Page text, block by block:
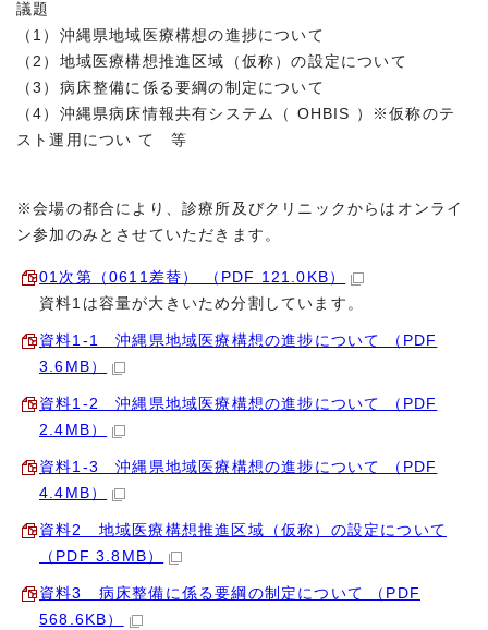
議題
（1）沖縄県地域医療構想の進捗について
（2）地域医療構想推進区域（仮称）の設定について
（3）病床整備に係る要綱の制定について
（4）沖縄県病床情報共有システム（ OHBIS ）※仮称のテ
スト運用につい て 等
※会場の都合により、診療所及びクリニックからはオンライ
ン参加のみとさせていただきます。
01次第（0611差替） （PDF 121.0KB）
資料1は容量が大きいため分割しています。
資料1‐1 沖縄県地域医療構想の進捗について （PDF
3.6MB）
資料1-2 沖縄県地域医療構想の進捗について （PDF
2.4MB）
資料1-3 沖縄県地域医療構想の進捗について （PDF
4.4MB）
資料2 地域医療構想推進区域（仮称）の設定について
（PDF 3.8MB）
資料3 病床整備に係る要綱の制定について （PDF
568.6KB）